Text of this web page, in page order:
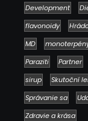
Development
flavonoidy
MD
Paraziti
Partner
sirup
Skutoční
Správanie sa
Zdravie a krása